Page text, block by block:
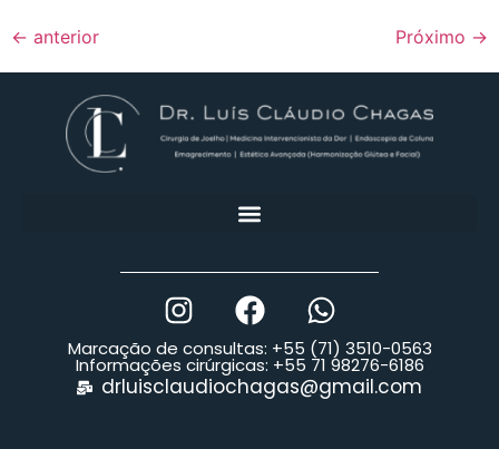
← anterior Próximo →
Marcação de consultas: +55 (71) 3510-0563
Informações cirúrgicas: +55 71 98276-6186
drluisclaudiochagas@gmail.com